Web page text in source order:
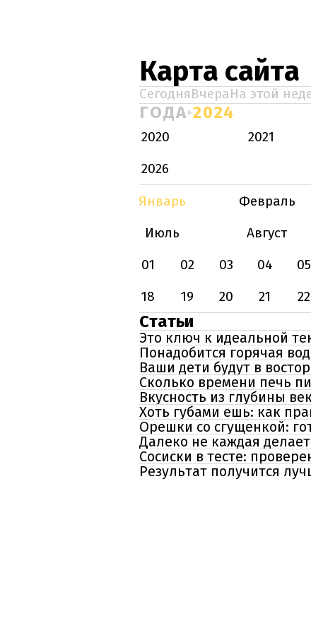
Карта сайта
СегодняВчераНа этой
ГОДА 2024
2020 2021
2026
Январь
Февраль
Июль
Август
01
02 03 04 05
18
19 20 21 22
Статьи
Это ключ к идеальной
Понадобится горячая
Ваши дети будут в
Сколько времени печь
Вкусность из глубины
Хоть губами ешь: как
Орешки со сгущенкой:
Далеко не каждая
Сосиски в тесте:
Результат получится